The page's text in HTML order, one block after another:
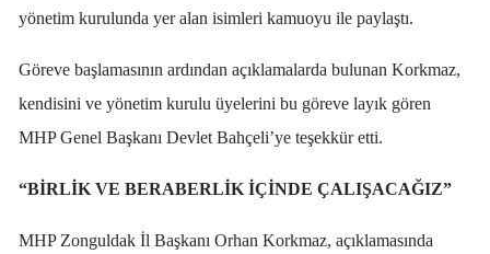
yönetim kurulunda yer alan isimleri kamuoyu ile paylaştı.
Göreve başlamasının ardından açıklamalarda bulunan Korkmaz,
kendisini ve yönetim kurulu üyelerini bu göreve layık gören
MHP Genel Başkanı Devlet Bahçeli’ye teşekkür etti.
“BİRLİK VE BERABERLİK İÇİNDE ÇALIŞACAĞIZ”
MHP Zonguldak İl Başkanı Orhan Korkmaz, açıklamasında